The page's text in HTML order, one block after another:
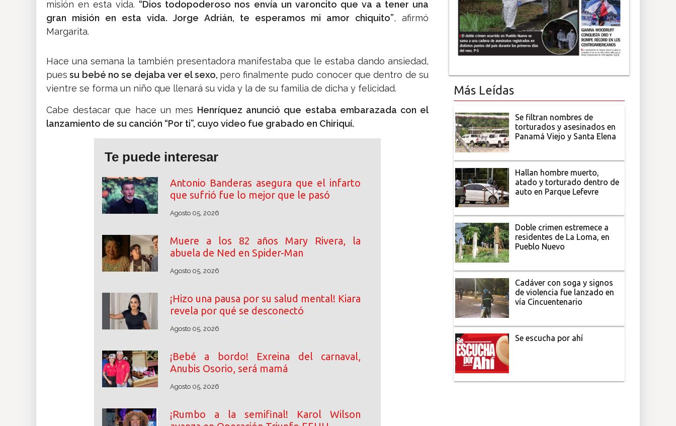
misión en esta vida. “Dios todopoderoso nos envía un varoncito que va a tener una
gran misión en esta vida. Jorge Adrián, te esperamos mi amor chiquito”, afirmó
Margarita.
Hace una semana la también presentadora manifestaba que le estaba dando ansiedad,
pues su bebé no se dejaba ver el sexo, pero finalmente pudo conocer que dentro de su
vientre se forma un niño que llenará su vida y la de su familia de dicha y felicidad.
Cabe destacar que hace un mes Henríquez anunció que estaba embarazada con el
lanzamiento de su canción “Por ti”, cuyo video fue grabado en Chiriquí.
Te puede interesar
Antonio Banderas asegura que el infarto
que sufrió fue lo mejor que le pasó
Agosto 05, 2026
Muere a los 82 años Mary Rivera, la
abuela de Ned en Spider-Man
Agosto 05, 2026
¡Hizo una pausa por su salud mental! Kiara
revela por qué se desconectó
Agosto 05, 2026
¡Bebé a bordo! Exreina del carnaval,
Anubis Osorio, será mamá
Agosto 05, 2026
¡Rumbo a la semifinal! Karol Wilson
Más Leídas
Se filtran nombres de
torturados y asesinados en
Panamá Viejo y Santa Elena
Hallan hombre muerto,
atado y torturado dentro de
auto en Parque Lefevre
Doble crimen estremece a
residentes de La Loma, en
Pueblo Nuevo
Cadáver con soga y signos
de violencia fue lanzado en
vía Cincuentenario
Se escucha por ahí